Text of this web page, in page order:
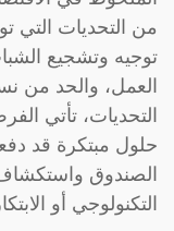
من التحديات التي
توجيه وتشجيع
العمل، والحد من
التحديات، تأتي
حلول مبتكرة قد
الصندوق
التكنولوجي أو